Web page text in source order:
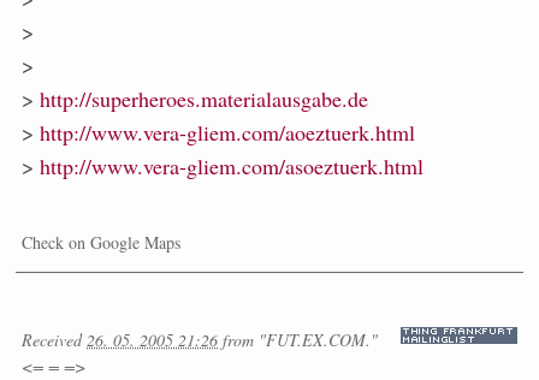
>
>
> http://superheroes.materialausgabe.de
> http://www.vera-gliem.com/aoeztuerk.html
> http://www.vera-gliem.com/asoeztuerk.html
Check on Google Maps
Received26. 05. 2005 21:26 from "FUT.EX.COM."
<= = =>